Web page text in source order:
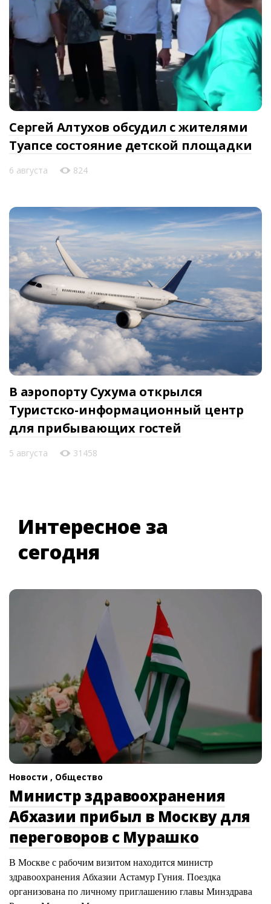
Сергей Алтухов обсудил с жителями
Туапсе состояние детской площадки
6 августа 824
В аэропорту Сухума открылся
Туристско-информационный центр
для прибывающих гостей
5 августа 31458
Интересное за
сегодня
Новости , Общество
Министр здравоохранения
Абхазии прибыл в Москву для
переговоров с Мурашко
В Москве с рабочим визитом находится министр
здравоохранения Абхазии Астамур Гуния. Поездка
организована по личному приглашению главы Минздрава